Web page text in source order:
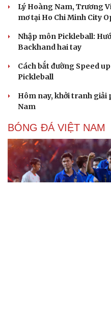
Lý Hoàng Nam, Trương
mơ tại Ho Chi Minh City
Nhập môn Pickleball:
Backhand hai tay
Cách bắt đường Speed
Pickleball
Hôm nay, khởi tranh giải
Nam
BÓNG ĐÁ VIỆT NAM